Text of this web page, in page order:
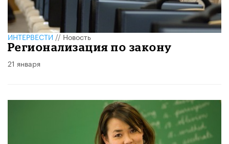
ИНТЕРВЕСТИ//Новость
Регионализация по закону
21 января